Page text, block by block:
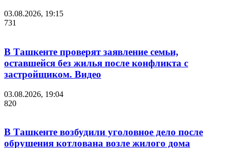
03.08.2026, 19:15
731
В Ташкенте проверят заявление семьи,
оставшейся без жилья после конфликта с
застройщиком. Видео
03.08.2026, 19:04
820
В Ташкенте возбудили уголовное дело после
обрушения котлована возле жилого дома